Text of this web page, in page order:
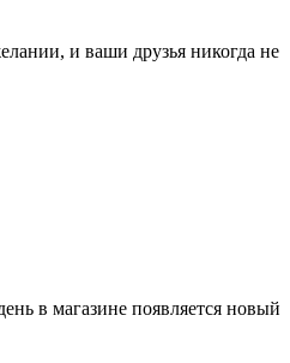
и ваши друзья никогда не
в магазине появляется новый